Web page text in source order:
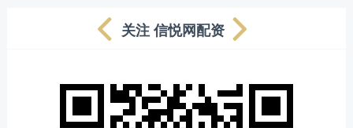
关注 信悦网配资